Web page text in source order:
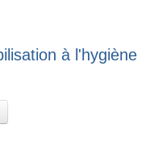
à l'hygiène